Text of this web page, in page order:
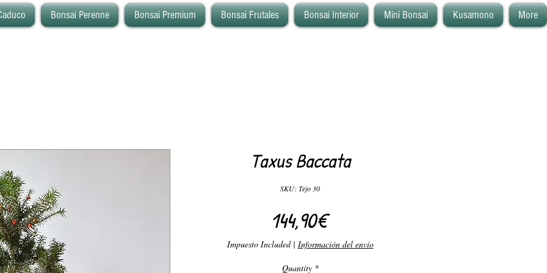
Bonsai Perenne Bonsai Premium Bonsai Frutales Bonsai Interior Mini Bonsai Kusamono More
Taxus Baccata
SKU: Tejo 30
144,90€Price
Impuesto Included| Información del envío
Quantity *